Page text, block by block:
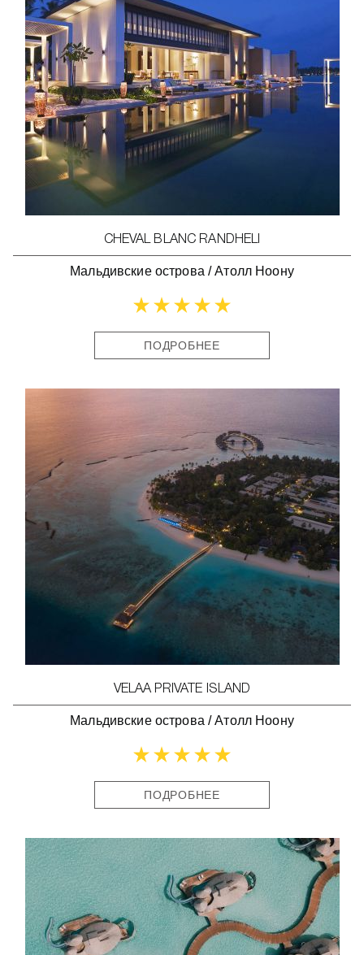
CHEVAL BLANC RANDHELI
Мальдивские острова /Атолл Ноону
ПОДРОБНЕЕ
VELAA PRIVATE ISLAND
Мальдивские острова /Атолл Ноону
ПОДРОБНЕЕ